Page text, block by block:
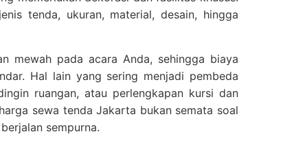
tenda, ukuran, material, desain, hingga
mewah pada acara Anda, sehingga biaya
Hal lain yang sering menjadi pembeda
ruangan, atau perlengkapan kursi dan
sewa tenda Jakarta bukan semata soal
sempurna.